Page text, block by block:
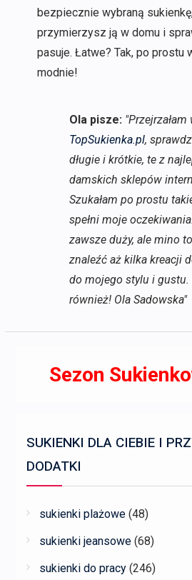
bezpiecznie wybraną
przymierzysz ją w domu i
pasuje. Łatwe? Tak, po prostu
modnie!
Ola pisze:
TopSukienka.pl,
długie i krótkie, te z
damskich sklepów
Szukałam po prostu
spełni moje
zawsze duży, ale mino
znaleźć aż kilka kreacji
do mojego stylu i gustu.
również! Ola Sadowska"
Sezon
SUKIENKI DLA CIEBIE I
DODATKI
sukienki plażowe (48)
sukienki jeansowe (68)
sukienki do pracy (246)